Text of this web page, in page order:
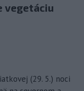
vegetáciu
(29. 5.) noci